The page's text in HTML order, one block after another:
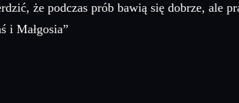
że podczas prób bawią się dobrze, ale
i Małgosia”